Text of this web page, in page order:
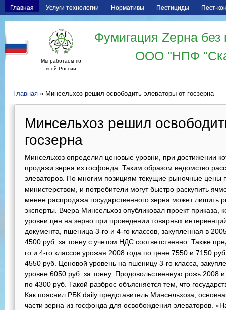
Главная Услуги технологии Нормативы Пестициды Пест-
Мы работаем по
всей России
Фумигация Zерна
ООО "НПФ
Главная » Минсельхоз решил освободить элеваторы от госзерна
Минсельхоз решил
госзерна
Минсельхоз определил ценовые уровни, при достижении
продажи зерна из госфонда. Таким образом ведомство
элеваторов. По многим позициям текущие рыночные цены
министерством, и потребители могут быстро раскупить
менее распродажа государственного зерна может лишить
эксперты. Вчера Минсельхоз опубликовал проект
уровни цен на зерно при проведении товарных
документа, пшеница 3-го и 4-го классов, закупленная в
4500 руб. за тонну с учетом НДС соответственно. Также
го и 4-го классов урожая 2008 года по цене 7550 и 7150
4550 руб. Ценовой уровень на пшеницу 3-го класса,
уровне 6050 руб. за тонну. Продовольственную рожь 2008
по 4300 руб. Такой разброс объясняется тем, что
Как пояснил РБК daily представитель Минсельхоза,
части зерна из госфонда для освобождения элеваторов.